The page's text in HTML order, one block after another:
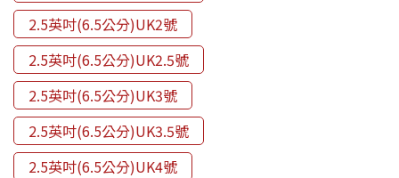
2.5英吋(6.5公分)UK2號
2.5英吋(6.5公分)UK2.5號
2.5英吋(6.5公分)UK3號
2.5英吋(6.5公分)UK3.5號
2.5英吋(6.5公分)UK4號